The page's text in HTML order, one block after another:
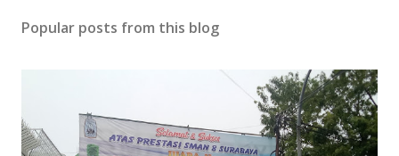
Popular posts from this blog